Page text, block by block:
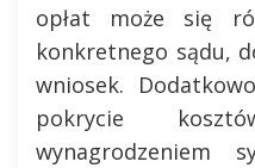
opłat może się
konkretnego sądu,
wniosek.
pokrycie
wynagrodzeniem